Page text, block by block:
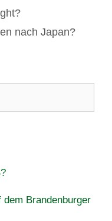
nach Japan?
Brandenburger